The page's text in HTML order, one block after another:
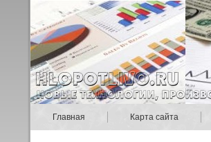
Главная Карта сайта